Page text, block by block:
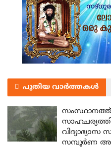
പുതിയ വാർത്തകൾ
സമ്പൂർണ